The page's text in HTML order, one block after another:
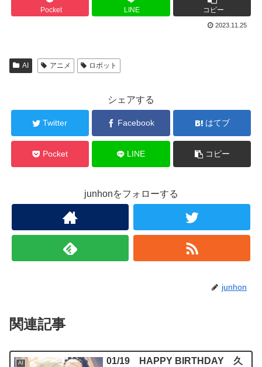
Pocket LINE コピー
2023.11.25
AI アニメ ロボット
シェアする
Twitter Facebook はてブ
Pocket LINE コピー
junhonをフォローする
junhon
関連記事
AI
01/19 HAPPY BIRTHDAY 久